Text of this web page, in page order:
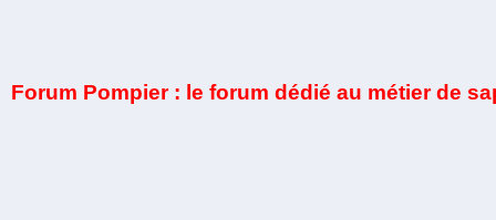
Forum Pompier : le forum dédié au métier de